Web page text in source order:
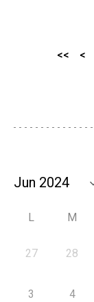
<< <
L M
27 28
3 4